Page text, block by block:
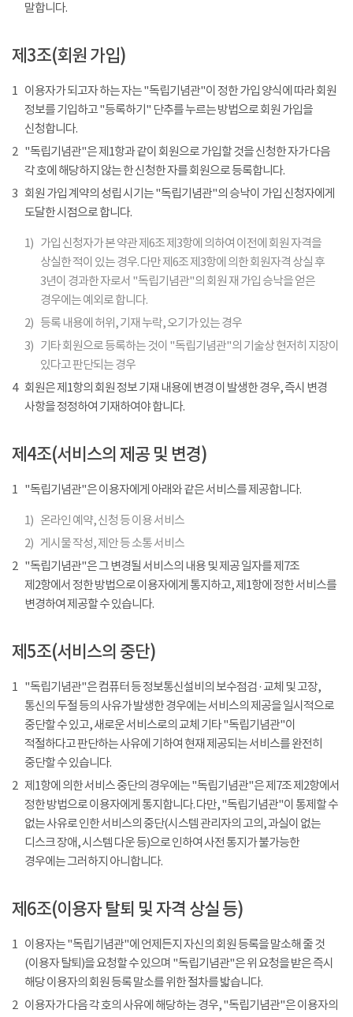
말합니다.
제3조(회원 가입)
1 이용자가 되고자 하는 자는 "독립기념관"이 정한 가입 양식에 따라 회원
정보를 기입하고 "등록하기" 단추를 누르는 방법으로 회원 가입을
신청합니다.
2 "독립기념관"은 제1항과 같이 회원으로 가입할 것을 신청한 자가 다음
각 호에 해당하지 않는 한 신청한 자를 회원으로 등록합니다.
3 회원 가입 계약의 성립 시기는 "독립기념관"의 승낙이 가입 신청자에게
도달한 시점으로 합니다.
1) 가입 신청자가 본 약관 제6조 제3항에 의하여 이전에 회원 자격을
상실한 적이 있는 경우. 다만 제6조 제3항에 의한 회원자격 상실 후
3년이 경과한 자로서 "독립기념관"의 회원 재 가입 승낙을 얻은
경우에는 예외로 합니다.
2) 등록 내용에 허위, 기재 누락, 오기가 있는 경우
3) 기타 회원으로 등록하는 것이 "독립기념관"의 기술상 현저히 지장이
있다고 판단되는 경우
4
회원은 제1항의 회원 정보 기재 내용에 변경 이 발생한 경우, 즉시 변경
사항을 정정하여 기재하여야 합니다.
제4조(서비스의 제공 및 변경)
1 "독립기념관"은 이용자에게 아래와 같은 서비스를 제공합니다.
1) 온라인 예약, 신청 등 이용 서비스
2) 게시물 작성, 제안 등 소통 서비스
2 "독립기념관"은 그 변경될 서비스의 내용 및 제공 일자를 제7조
제2항에서 정한 방법으로 이용자에게 통지하고, 제1항에 정한 서비스를
변경하여 제공할 수 있습니다.
제5조(서비스의 중단)
1 "독립기념관"은 컴퓨터 등 정보통신설비의 보수점검 · 교체 및 고장,
통신의 두절 등의 사유가 발생한 경우에는 서비스의 제공을 일시적으로
중단할 수 있고, 새로운 서비스로의 교체 기타 "독립기념관"이
적절하다고 판단하는 사유에 기하여 현재 제공되는 서비스를 완전히
중단할 수 있습니다.
2 제1항에 의한 서비스 중단의 경우에는 "독립기념관"은 제7조 제2항에서
정한 방법으로 이용자에게 통지합니다. 다만, "독립기념관"이 통제할 수
없는 사유로 인한 서비스의 중단(시스템 관리자의 고의, 과실이 없는
디스크 장애, 시스템 다운 등)으로 인하여 사전 통지가 불가능한
경우에는 그러하지 아니합니다.
제6조(이용자 탈퇴 및 자격 상실 등)
1 이용자는 "독립기념관"에 언제든지 자신의 회원 등록을 말소해 줄 것
(이용자 탈퇴)을 요청할 수 있으며 "독립기념관"은 위 요청을 받은 즉시
해당 이용자의 회원 등록 말소를 위한 절차를 밟습니다.
2 이용자가 다음 각 호의 사유에 해당하는 경우, "독립기념관"은 이용자의